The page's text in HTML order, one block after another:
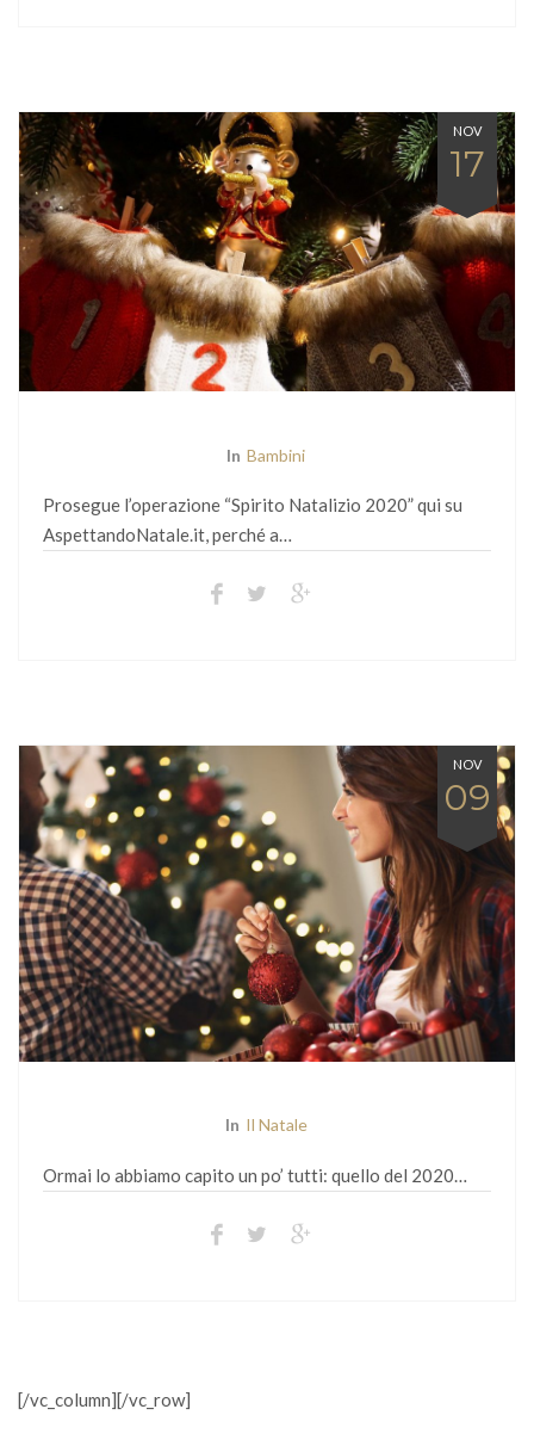
NOV
17
In Bambini
Prosegue l’operazione “Spirito Natalizio 2020” qui su
AspettandoNatale.it, perché a…
NOV
09
In Il Natale
Ormai lo abbiamo capito un po’ tutti: quello del 2020…
[/vc_column][/vc_row]